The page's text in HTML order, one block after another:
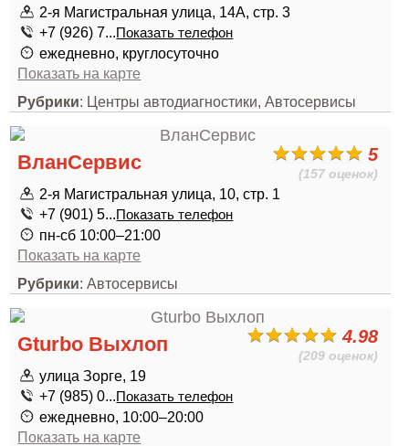
2-я Магистральная улица, 14А, стр. 3
+7 (926) 7...Показать телефон
ежедневно, круглосуточно
Показать на карте
Рубрики: Центры автодиагностики, Автосервисы
5
(157 оценок)
ВланСервис
2-я Магистральная улица, 10, стр. 1
+7 (901) 5...Показать телефон
пн-сб 10:00–21:00
Показать на карте
Рубрики: Автосервисы
4.98
(209 оценок)
Gturbo Выхлоп
улица Зорге, 19
+7 (985) 0...Показать телефон
ежедневно, 10:00–20:00
Показать на карте